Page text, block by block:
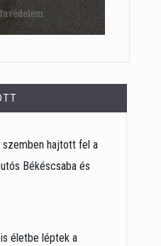
szemben hajtott fel a
Békéscsaba és
életbe léptek a